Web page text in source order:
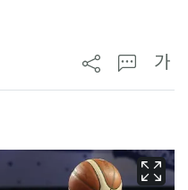
가